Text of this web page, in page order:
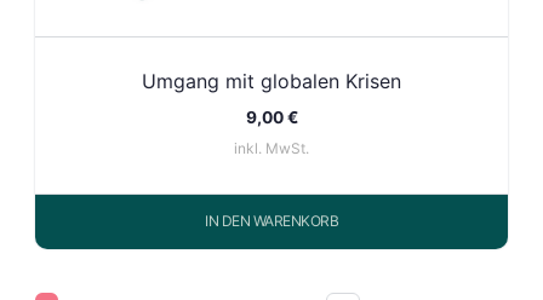
Umgang mit globalen Krisen
9,00€
inkl. MwSt.
IN DEN WARENKORB